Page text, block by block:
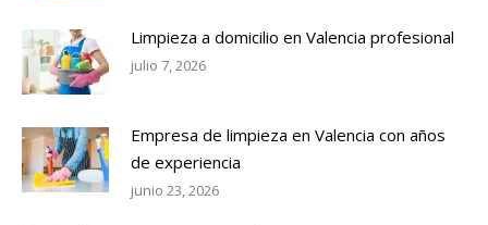
Limpieza a domicilio en Valencia profesional
julio 7, 2026
Empresa de limpieza en Valencia con años
de experiencia
junio 23, 2026